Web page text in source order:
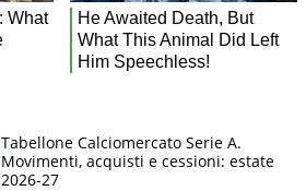
Tabellone Calciomercato Serie A.
Movimenti, acquisti e cessioni: estate
2026-27